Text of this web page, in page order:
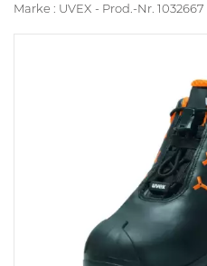
Marke : UVEX Prod.-Nr. 1032667